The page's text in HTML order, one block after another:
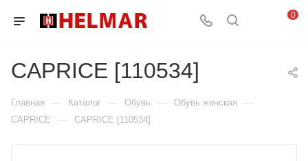
0
CAPRICE [110534]
Главная — Каталог — Обувь — Обувь женская —
CAPRICE — CAPRICE [110534]